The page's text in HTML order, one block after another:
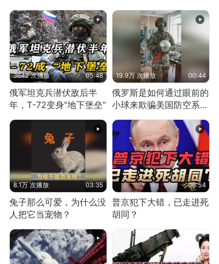
3642 次播放 05:48
俄军坦克兵潜伏敌后半
年，T-72变身“地下堡垒”
19.9万 次播放 00:44
俄罗斯是如何通过眼前的
小球来欺骗美国防空系统
的
8.1万 次播放 03:35
兔子那么可爱，为什么没
人把它当宠物？
08:54
普京犯下大错，已走进死
胡同？